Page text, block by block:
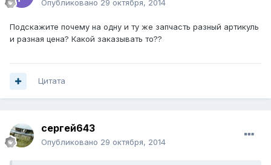
Опубликовано 29 октября, 2014
Подскажите почему на одну и ту же запчасть разный артикуль
и разная цена? Какой заказывать то??
Цитата
сергей643
Опубликовано 29 октября, 2014